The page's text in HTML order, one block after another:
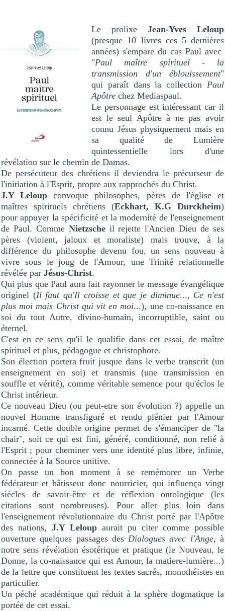
Le prolixeJean-Yves Leloup
(presque 10 livres ces 5 dernières
années) s'empare du cas Paul avec
"Paul maître spirituel - la
transmission d'un éblouissement"
qui paraît dans la collection Paul
Apôtre chez Mediaspaul.
Le personnage est intéressant car il
est le seul Apôtre à ne pas avoir
connu Jésus physiquement mais en
sa qualité de Lumière
quintessentielle lors d'une
révélation sur le chemin de Damas.
De persécuteur des chrétiens il deviendra le précurseur de
l'initiation à l'Esprit, propre aux rapprochés du Christ.
J.Y Leloup convoque philosophes, pères de l'église et
maîtres spirituels chrétiens (Eckhart, K.G Durckheim)
pour appuyer la spécificité et la modernité de l'enseignement
de Paul. Comme Nietzsche il rejette l'Ancien Dieu de ses
pères (violent, jaloux et moraliste) mais trouve, à la
différence du philosophe devenu fou, un sens nouveau à
vivre sous le joug de l'Amour, une Trinité relationnelle
révélée par Jésus-Christ.
Qui plus que Paul aura fait rayonner le message évangélique
originel (Il faut qu'Il croisse et que je diminue..., Ce n'est
plus moi mais Christ qui vit en moi...), une co-naissance en
soi du tout Autre, divino-humain, incorruptible, saint ou
éternel.
C'est en ce sens qu'il le qualifie dans cet essai, de maître
spirituel et plus, pédagogue et christophore.
Son élection portera fruit jusque dans le verbe transcrit (un
enseignement en soi) et transmis (une transmission en
souffle et vérité), comme véritable semence pour qu'éclos le
Christ intérieur.
Ce nouveau Dieu (ou peut-etre son évolution ?) appelle un
nouvel Homme transfiguré et rendu plénier par l'Amour
incarné. Cette double origine permet de s'émanciper de "la
chair", soit ce qui est fini, généré, conditionné, non relié à
l'Esprit ; pour cheminer vers une identité plus libre, infinie,
connectée à la Source unitive.
On passe un bon moment à se remémorer un Verbe
fédérateur et bâtisseur donc nourricier, qui influença vingt
siècles de savoir-être et de réflexion ontologique (les
citations sont nombreuses). Pour aller plus loin dans
l'enseignement révolutionnaire du Christ porté par l'Apôtre
des nations, J.Y Leloup aurait pu citer comme possible
ouverture quelques passages desDialogues avec l'Ange, à
notre sens révélation ésotérique et pratique (le Nouveau, le
Donne, la co-naissance qui est Amour, la matiere-lumière...)
de la lettre que constituent les textes sacrés, monothéistes en
particulier.
Un péché académique qui réduit à la sphère dogmatique la
portée de cet essai.